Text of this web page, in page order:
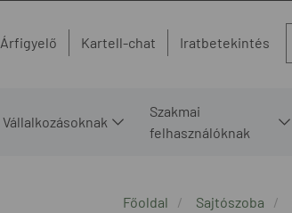
Árfigyelő Kartell-chat Iratbetekintés
Vállalkozásoknak
Szakmai
felhasználóknak
Főoldal Sajtószoba